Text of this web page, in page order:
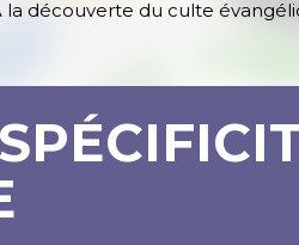
la découverte du culte